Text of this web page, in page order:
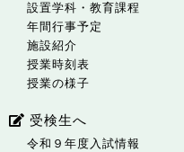
設置学科・教育課程
年間行事予定
施設紹介
授業時刻表
授業の様子
受検生へ
令和９年度入試情報